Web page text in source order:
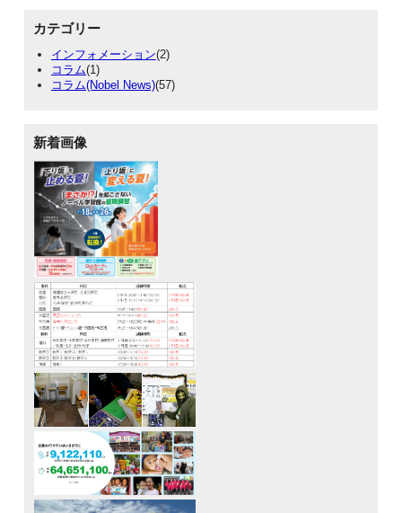
カテゴリー
インフォメーション(2)
コラム(1)
コラム(Nobel News)(57)
新着画像